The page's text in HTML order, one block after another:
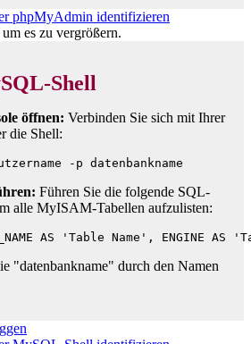
es zu vergrößern.
Shell
öffnen: Verbinden Sie sich mit Ihrer
die Shell:
Führen Sie die folgende SQL-
alle MyISAM-Tabellen aufzulisten:
"datenbankname" durch den Namen